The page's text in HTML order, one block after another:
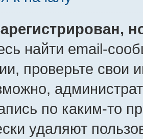
найти email-
проверьте свои
по каким-то
удаляют